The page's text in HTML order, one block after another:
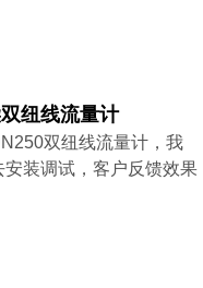
纽线流量计
双纽线流量计，我
装调试，客户反馈效果